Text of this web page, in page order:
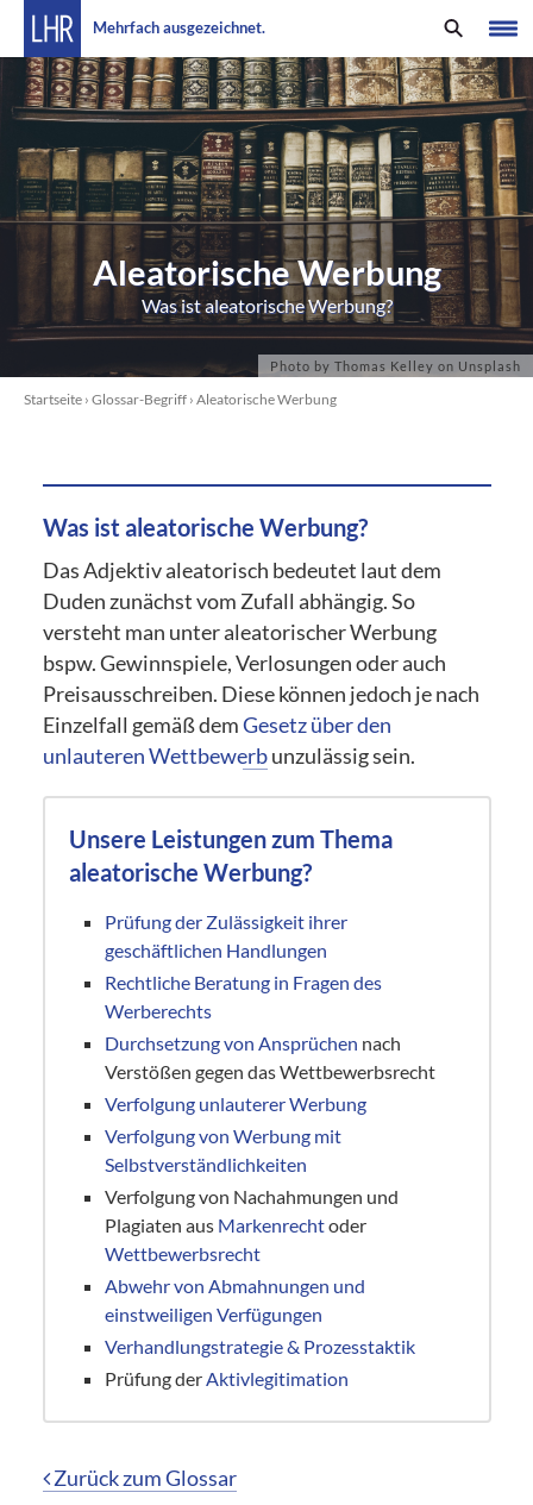
Mehrfach ausgezeichnet.
Aleatorische Werbung
Was ist aleatorische Werbung?
Startseite › Glossar-Begriff › Aleatorische Werbung
Was ist aleatorische Werbung?
Das Adjektiv aleatorisch bedeutet laut dem
Duden zunächst vom Zufall abhängig. So
versteht man unter aleatorischer Werbung
bspw. Gewinnspiele, Verlosungen oder auch
Preisausschreiben. Diese können jedoch je nach
Einzelfall gemäß demGesetz über den
unlauteren Wettbewerbunzulässig sein.
Unsere Leistungen zum Thema
aleatorische Werbung?
Prüfung der Zulässigkeit ihrer
geschäftlichen Handlungen
Rechtliche Beratung in Fragen des
Werberechts
Durchsetzung von Ansprüchen nach
Verstößen gegen das Wettbewerbsrecht
Verfolgung unlauterer Werbung
Verfolgung von Werbung mit
Selbstverständlichkeiten
Verfolgung von Nachahmungen und
Plagiaten aus Markenrechtoder
Wettbewerbsrecht
Abwehr von Abmahnungen und
einstweiligen Verfügungen
Verhandlungstrategie & Prozesstaktik
Prüfung der Aktivlegitimation
Zurück zum Glossar